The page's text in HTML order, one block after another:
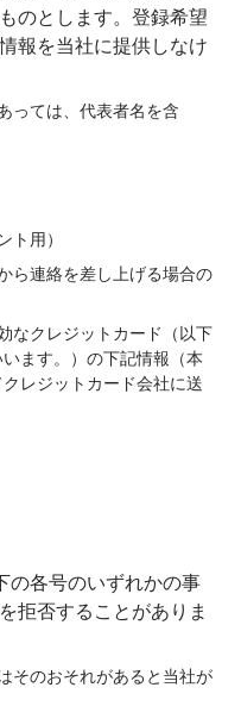
のとします。登録希望
報を当社に提供しなけ
っては、代表者名を含
ト用）
ら連絡を差し上げる場合の
なクレジットカード（以下
ます。）の下記情報（本
レジットカード会社に送
の各号のいずれかの事
拒否することがありま
そのおそれがあると当社が